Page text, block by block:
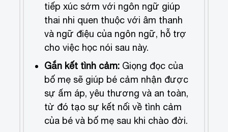
tiếp xúc sớm với ngôn ngữ giúp
thai nhi quen thuộc với âm thanh
và ngữ điệu của ngôn ngữ, hỗ trợ
cho việc học nói sau này.
Gắn kết tình cảm: Giọng đọc của
bố mẹ sẽ giúp bé cảm nhận được
sự ấm áp, yêu thương và an toàn,
từ đó tạo sự kết nối về tình cảm
của bé và bố mẹ sau khi chào đời.